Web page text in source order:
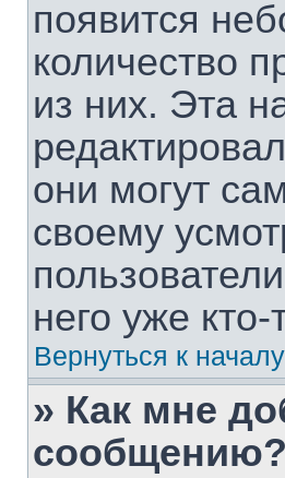
появится
количество
из них. Эта
они могут
своему
него уже кто-
Вернуться к началу
» Как мне
сообщению?